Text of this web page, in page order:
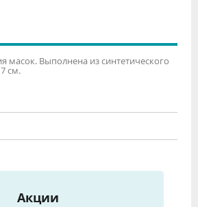
масок. Выполнена из синтетического
см.
Акции